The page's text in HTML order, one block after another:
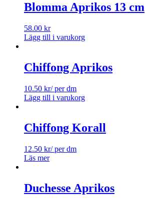
Blomma Aprikos 13 cm
58.00 kr
Lägg till i varukorg
Chiffong Aprikos
10.50 kr/ per dm
Lägg till i varukorg
Chiffong Korall
12.50 kr/ per dm
Läs mer
Duchesse Aprikos